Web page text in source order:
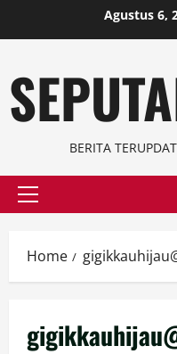
to
Agustus 6,
BERITA
Primary
Home